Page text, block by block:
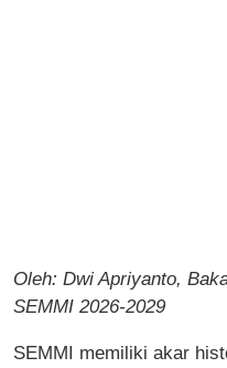
Oleh: Dwi Apriyanto,
SEMMI 2026-2029
SEMMI memiliki akar